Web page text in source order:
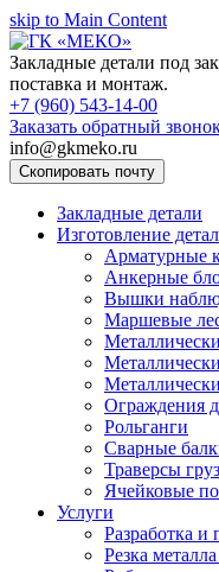
skip to Main Content
Закладные детали под
поставка и монтаж.
+7 (960) 543-14-00
Заказать обратный
info@gkmeko.ru
Скопировать почту
Закладные детали
Изготовление
Арматурные
Анкерные
Вышки
Маршевые
Ограждения
Рольганги
Сварные
Траверсы
Ячейковые
Услуги
Разработка и
Резка